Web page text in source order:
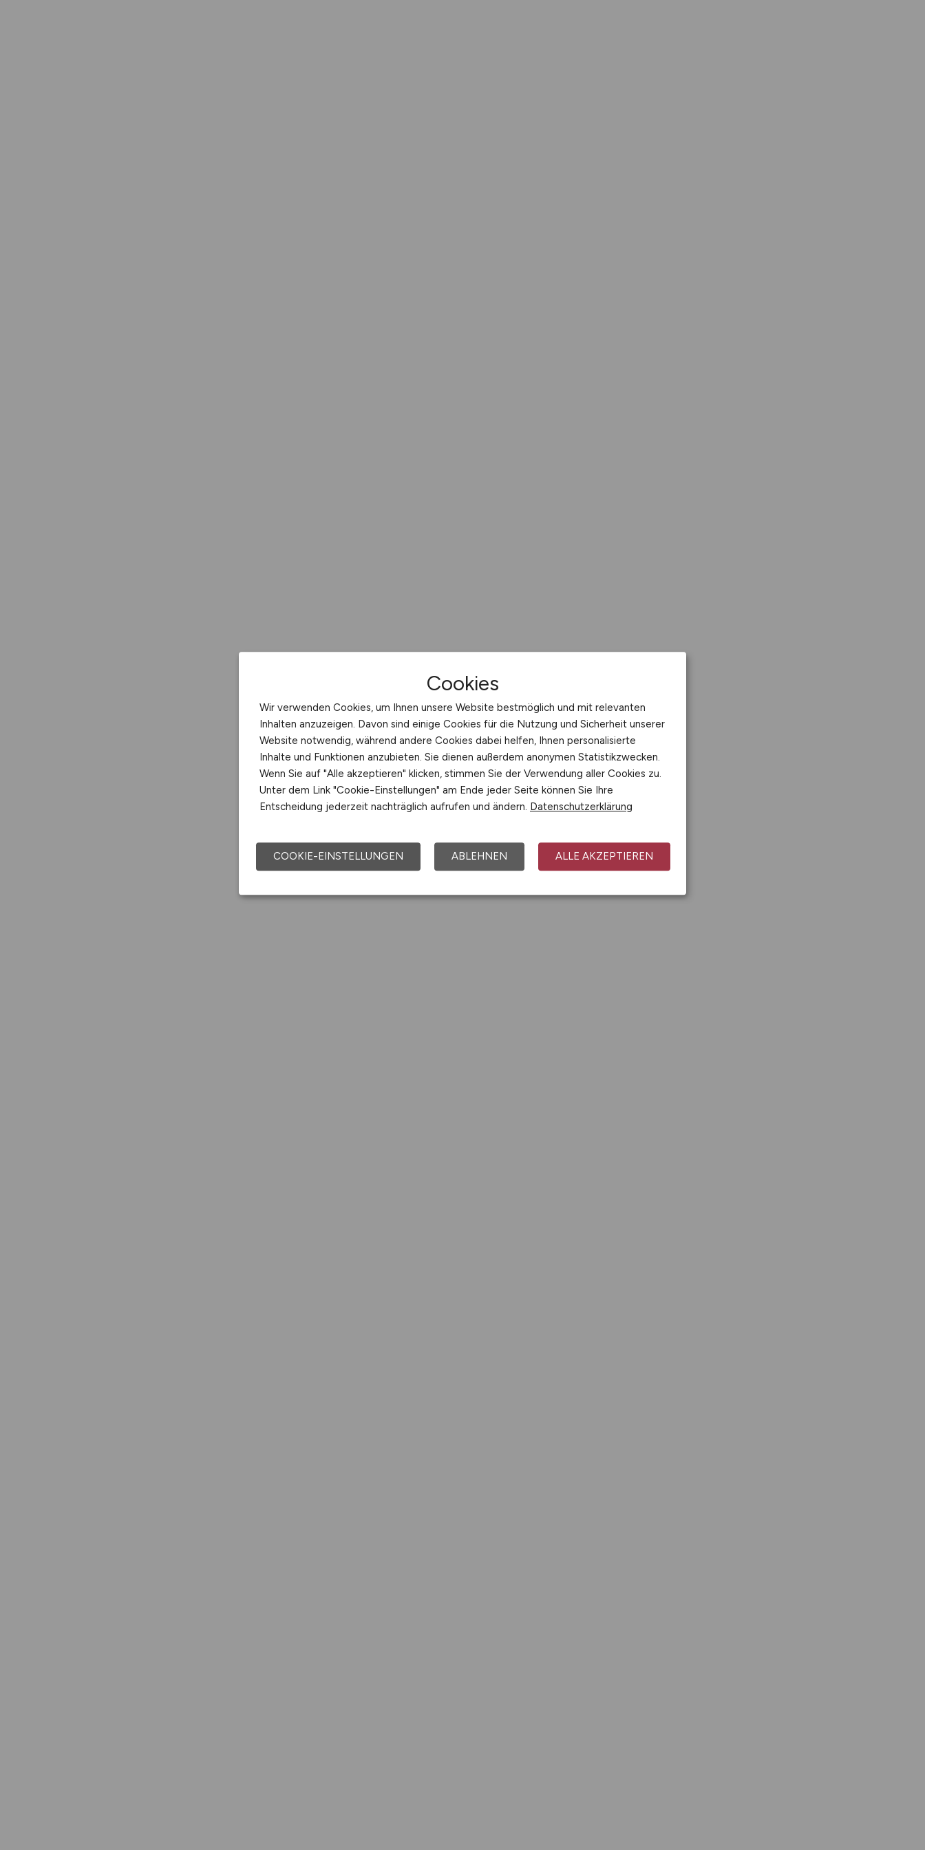
Cookies
Wir verwenden Cookies, um Ihnen unsere Website bestmöglich und mit relevanten
Inhalten anzuzeigen. Davon sind einige Cookies für die Nutzung und Sicherheit unserer
Website notwendig, während andere Cookies dabei helfen, Ihnen personalisierte
Inhalte und Funktionen anzubieten. Sie dienen außerdem anonymen Statistikzwecken.
Wenn Sie auf "Alle akzeptieren" klicken, stimmen Sie der Verwendung aller Cookies zu.
Unter dem Link "Cookie-Einstellungen" am Ende jeder Seite können Sie Ihre
Entscheidung jederzeit nachträglich aufrufen und ändern. Datenschutzerklärung
COOKIE-EINSTELLUNGEN ABLEHNEN ALLE AKZEPTIEREN